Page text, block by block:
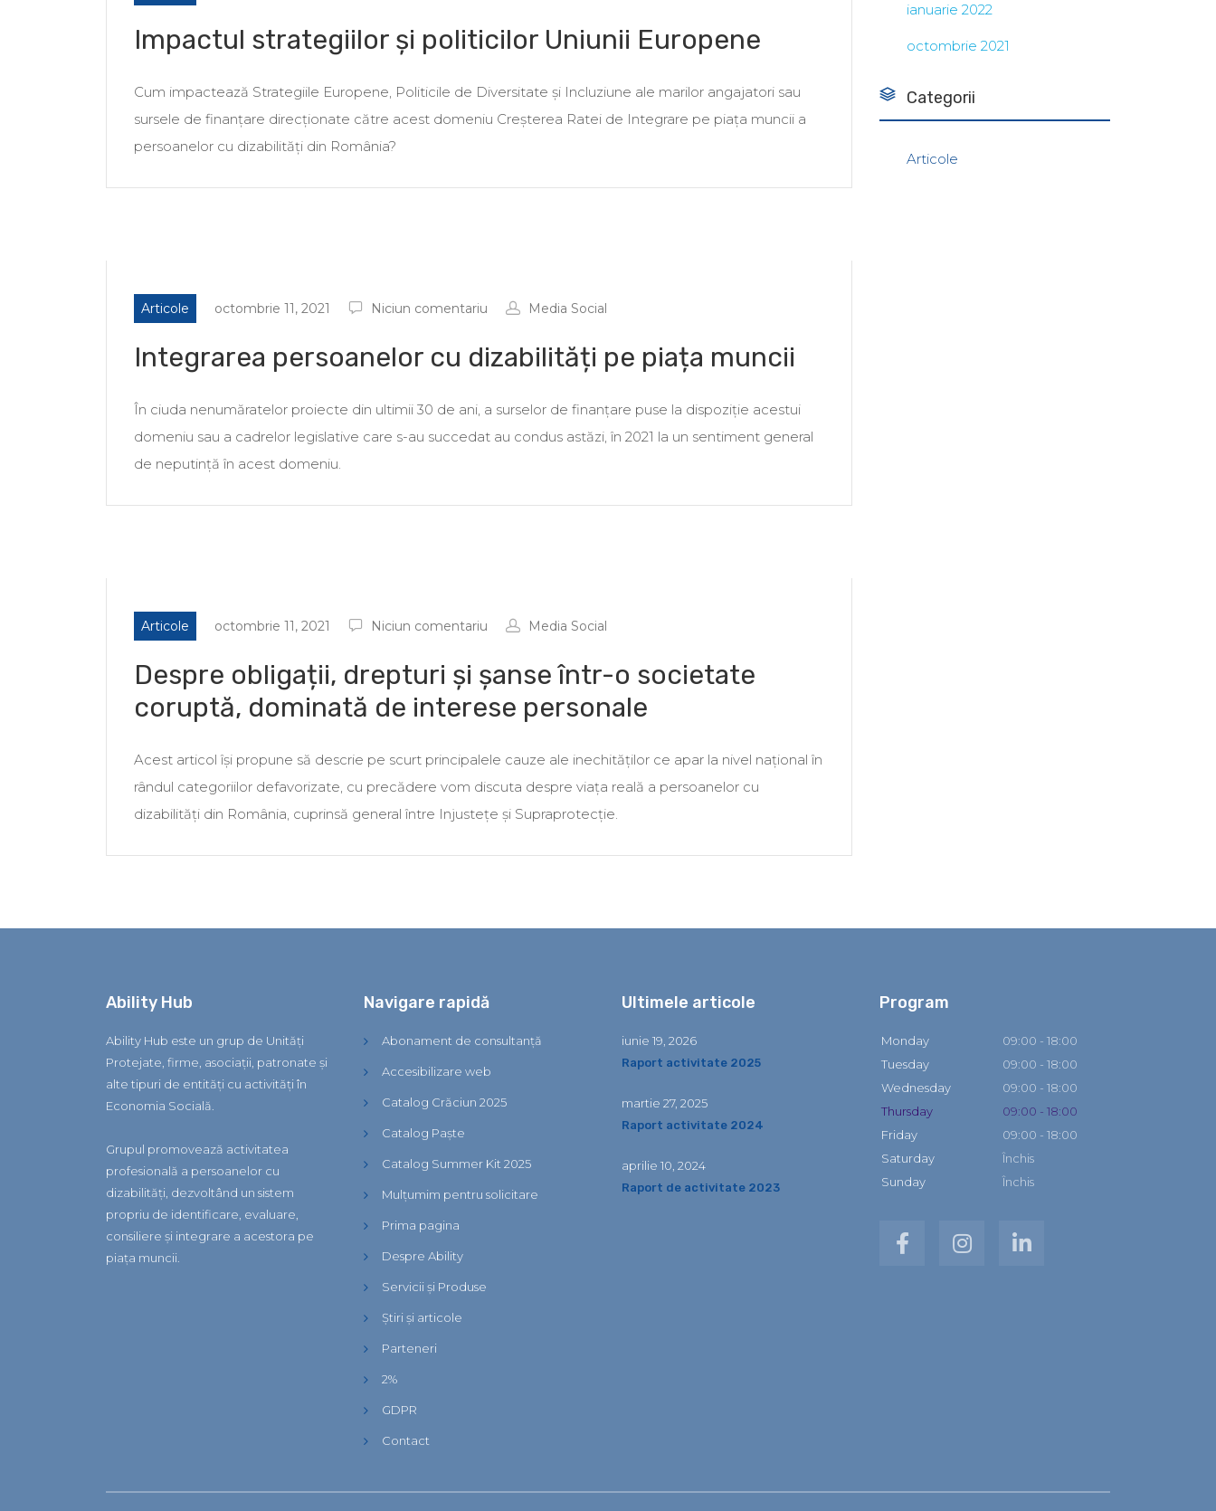
Impactul strategiilor și politicilor Uniunii Europene
Cum impactează Strategiile Europene, Politicile de Diversitate și Incluziune ale marilor angajatori sau
sursele de finanțare direcționate către acest domeniu Creșterea Ratei de Integrare pe piața muncii a
persoanelor cu dizabilități din România?
Articole octombrie 11, 2021 Niciun comentariu Media Social
Integrarea persoanelor cu dizabilități pe piața muncii
În ciuda nenumăratelor proiecte din ultimii 30 de ani, a surselor de finanțare puse la dispoziție acestui
domeniu sau a cadrelor legislative care s-au succedat au condus astăzi, în 2021 la un sentiment general
de neputință în acest domeniu.
Articole octombrie 11, 2021 Niciun comentariu Media Social
Despre obligații, drepturi și șanse într-o societate
coruptă, dominată de interese personale
Acest articol își propune să descrie pe scurt principalele cauze ale inechităților ce apar la nivel național în
rândul categoriilor defavorizate, cu precădere vom discuta despre viața reală a persoanelor cu
dizabilități din România, cuprinsă general între Injustețe și Supraprotecție.
ianuarie 2022
octombrie 2021
Categorii
Articole
Ability Hub
Ability Hub este un grup de Unități
Protejate, firme, asociații, patronate și
alte tipuri de entități cu activități în
Economia Socială.
Grupul promovează activitatea
profesională a persoanelor cu
dizabilități, dezvoltând un sistem
propriu de identificare, evaluare,
consiliere și integrare a acestora pe
piața muncii.
Navigare rapidă
Abonament de consultanță
Accesibilizare web
Catalog Crăciun 2025
Catalog Paște
Catalog Summer Kit 2025
Mulțumim pentru solicitare
Prima pagina
Despre Ability
Servicii și Produse
Știri și articole
Parteneri
2%
GDPR
Contact
Ultimele articole
Raport activitate 2025
iunie 19, 2026
Raport activitate 2024
martie 27, 2025
Raport de activitate 2023
aprilie 10, 2024
Program
Monday
09:00 - 18:00
Tuesday
09:00 - 18:00
Wednesday
09:00 - 18:00
Thursday
09:00 - 18:00
Friday
09:00 - 18:00
Saturday
Închis
Sunday
Închis